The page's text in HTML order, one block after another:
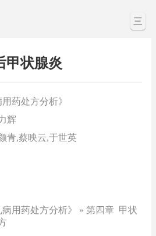
三
甲状腺炎
药处方分析》
辉
青,蔡映云,于世英
病用药处方分析》 » 第四章 甲状